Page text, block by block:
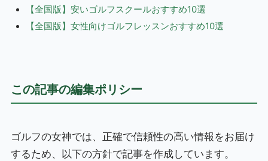
【全国版】安いゴルフスクールおすすめ10選
【全国版】女性向けゴルフレッスンおすすめ10選
この記事の編集ポリシー
ゴルフの女神では、正確で信頼性の高い情報をお届け
するため、以下の方針で記事を作成しています。